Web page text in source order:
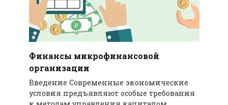
Финансы микрофинансовой
организации
Введение Современные экономические
условия предъявляют особые требования